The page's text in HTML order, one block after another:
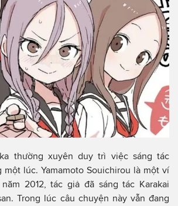
thường xuyên duy trì việc sáng tác
một lúc. Yamamoto Souichirou là một ví
2012, tác giả đã sáng tác Karakai
Trong lúc câu chuyện này vẫn đang